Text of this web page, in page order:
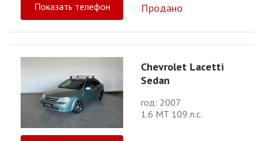
Показать телефон Продано
Chevrolet Lacetti
Sedan
год: 2007
1.6 МТ 109 л.с.